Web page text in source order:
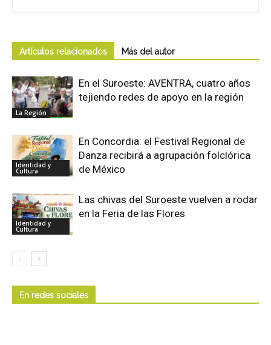
Artículos relacionados Más del autor
La Región
En el Suroeste: AVENTRA, cuatro años
tejiendo redes de apoyo en la región
Identidad y
Cultura
En Concordia: el Festival Regional de
Danza recibirá a agrupación folclórica
de México
Identidad y
Cultura
Las chivas del Suroeste vuelven a rodar
en la Feria de las Flores
En redes sociales